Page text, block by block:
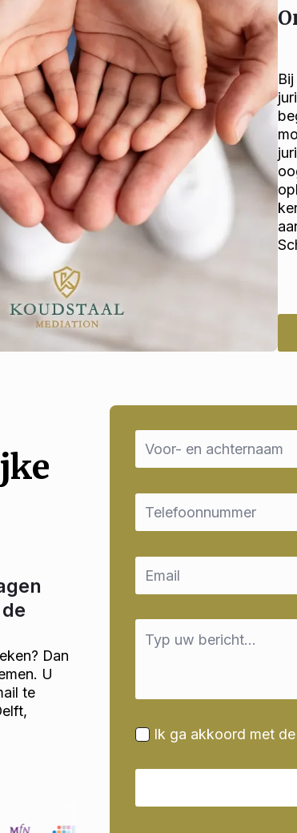
Dan
U
te
Name
*
Email
Email
Message
Ik ga akkoord met de